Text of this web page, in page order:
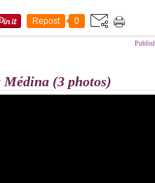
Repost 0
Médina (3 photos)